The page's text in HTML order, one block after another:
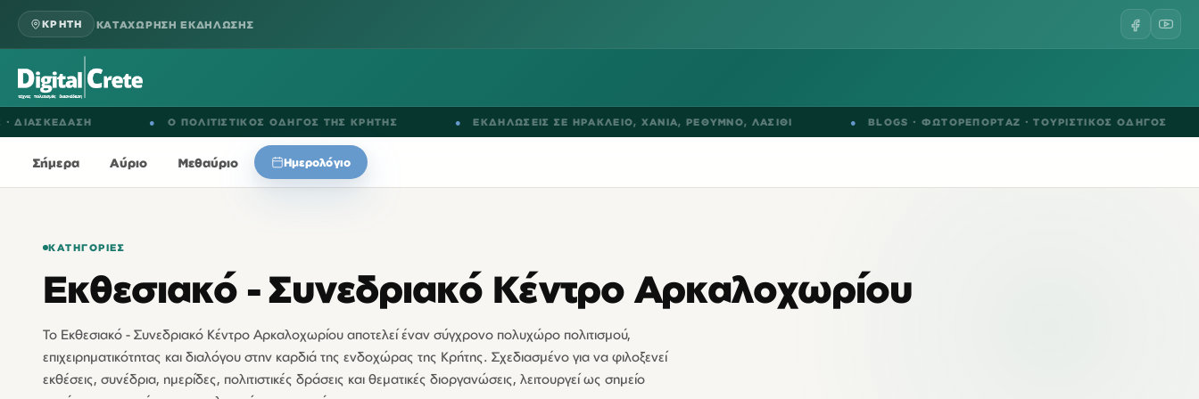
ΚΡΗΤΗ ΚΑΤΑΧΩΡΗΣΗ ΕΚΔΗΛΩΣΗΣ
Ο ΠΟΛΙΤΙΣΤΙΚΟΣ ΟΔΗΓΟΣ ΤΗΣ ΚΡΗΤΗΣ ΕΚΔΗΛΩΣΕΙΣ ΣΕΗΡΑΚΛΕΙΟ,ΧΑΝΙΑ ,ΡΕΘΥΜΝΟ,ΛΑΣΙΘΙ BLOGS·ΦΩΤΟΡΕΠΟΡΤΑΖ·ΤΟΥΡΙΣΤΙΚΟΣ ΟΔΗΓΟΣ
Σήμερα Αύριο Μεθαύριο Ημερολόγιο
ΚΑΤΗΓΟΡΊΕΣ
Εκθεσιακό - Συνεδριακό Κέντρο Αρκαλοχωρίου
Το Εκθεσιακό - Συνεδριακό Κέντρο Αρκαλοχωρίου αποτελεί έναν σύγχρονο πολυχώρο πολιτισμού,
επιχειρηματικότητας και διαλόγου στην καρδιά της ενδοχώρας της Κρήτης. Σχεδιασμένο για να φιλοξενεί
εκθέσεις, συνέδρια, ημερίδες, πολιτιστικές δράσεις και θεματικές διοργανώσεις, λειτουργεί ως σημείο